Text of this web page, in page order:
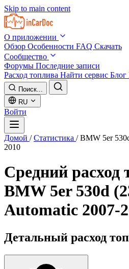
Skip to main content
О приложении
Обзор Особенности FAQ Скачать
Сообщество
Форумы Последние записи
Расход топлива Найти сервис Блог
Поиск...
RU
Войти
Домой / Статистика / BMW 5er
2010
Средний расход
BMW 5er 530d
Automatic 2007-
Детальный расход